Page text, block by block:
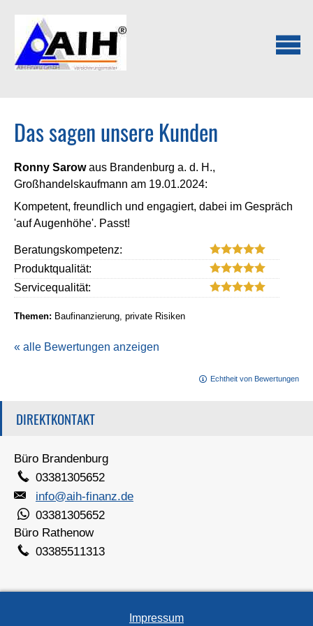
Das sagen unsere Kunden
Ronny Sarowaus Brandenburg a. d. H.,
Großhandelskaufmann am 19.01.2024:
Kompetent, freundlich und engagiert, dabei im Gespräch
'auf Augenhöhe'. Passt!
Beratungskompetenz:
Produktqualität:
Servicequalität:
Themen: Baufinanzierung, private Risiken
« alle Bewertungen anzeigen
Echtheit von Bewertungen
DIREKTKONTAKT
Büro Brandenburg
03381305652
info@aih-finanz.de
03381305652
Büro Rathenow
03385511313
Impressum